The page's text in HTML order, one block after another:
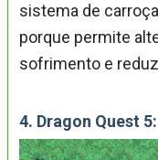
sistema de
porque permite
sofrimento e
4. Dragon Quest